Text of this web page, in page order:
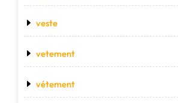
veste
vetement
vétement